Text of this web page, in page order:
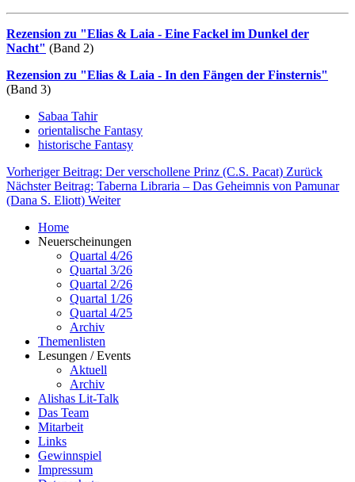
Rezension zu "Elias & Laia - Eine Fackel im Dunkel der
Nacht" (Band 2)
Rezension zu "Elias & Laia - In den Fängen der Finsternis"
(Band 3)
Sabaa Tahir
orientalische Fantasy
historische Fantasy
Vorheriger Beitrag: Der verschollene Prinz (C.S. Pacat) Zurück
Nächster Beitrag: Taberna Libraria – Das Geheimnis von Pamunar
(Dana S. Eliott) Weiter
Home
Neuerscheinungen
Quartal 4/26
Quartal 3/26
Quartal 2/26
Quartal 1/26
Quartal 4/25
Archiv
Themenlisten
Lesungen / Events
Aktuell
Archiv
Alishas Lit-Talk
Das Team
Mitarbeit
Links
Gewinnspiel
Impressum